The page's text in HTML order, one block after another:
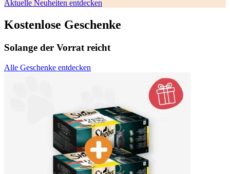
Aktuelle Neuheiten entdecken
Kostenlose Geschenke
Solange der Vorrat reicht
Alle Geschenke entdecken